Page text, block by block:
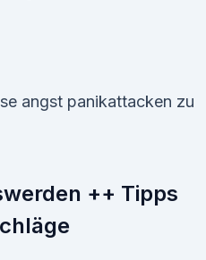
++ Tipps